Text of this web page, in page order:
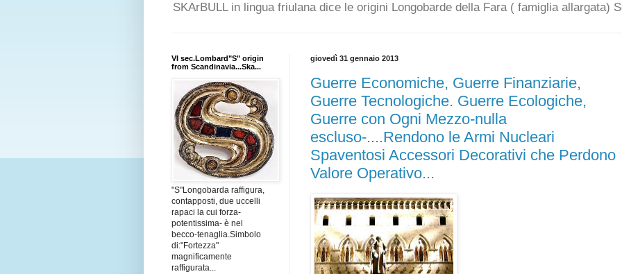
SKArBULL in lingua friulana dice le origini Longobarde della Fara ( famiglia allargata)
giovedì 31 gennaio 2013
Guerre Economiche, Guerre Finanziarie,
Guerre Tecnologiche. Guerre Ecologiche,
Guerre con Ogni Mezzo-nulla
escluso-....Rendono le Armi Nucleari
Spaventosi Accessori Decorativi che Perdono
Valore Operativo...
VI sec.Lombard"S" origin
from Scandinavia...Ska...
"S"Longobarda raffigura,
contapposti, due uccelli
rapaci la cui forza-
potentissima- è nel
becco-tenaglia.Simbolo
di:"Fortezza"
magnificamente
raffigurata...